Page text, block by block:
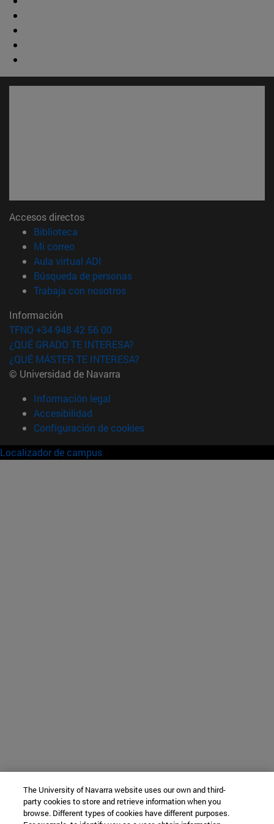
Accesos directos
Biblioteca
Mi correo(abre en nueva ventana)
Aula virtual ADI
Búsqueda de personas(abre en nueva ventana)
Trabaja con nosotros(abre en nueva ventana)
Información
TFNO +34 948 42 56 00
¿QUÉ GRADO TE INTERESA?
¿QUÉ MÁSTER TE INTERESA?
© Universidad de Navarra
Información legal
Accesibilidad
Configuración de cookies
Localizador de campus
The University of Navarra website uses our own and third-
party cookies to store and retrieve information when you
browse. Different types of cookies have different purposes.